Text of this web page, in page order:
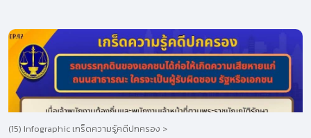
(15) Infographic เกร็ดความรู้คดีปกครอง >